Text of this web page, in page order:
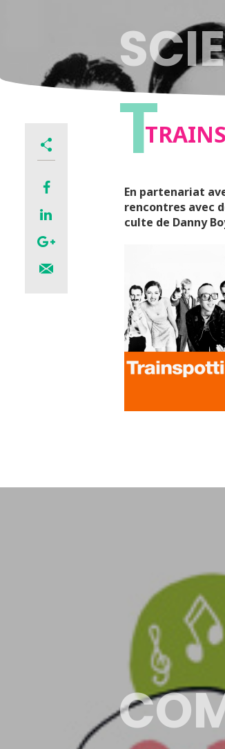
T
En partenariat
rencontres avec
culte de Danny